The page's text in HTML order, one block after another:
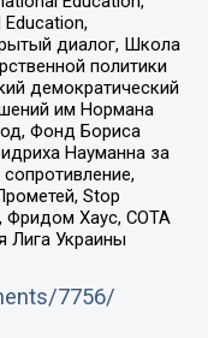
диалог, Школа
политики
демократический
им Нормана
Фонд Бориса
Науманна за
Stop
Фридом Хаус, СОТА
Лига Украины
7756/